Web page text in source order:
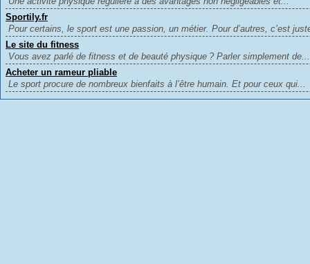
Sportily.fr
Pour certains, le sport est une passion, un métier. Pour d’autres, c’est
Le site du fitness
Vous avez parlé de fitness et de beauté physique ? Parler simplement de...
Acheter un rameur pliable
Le sport procure de nombreux bienfaits à l’être humain. Et pour ceux qui...